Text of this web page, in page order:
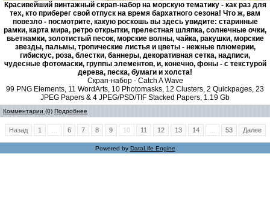
Красивейший винтажный скрап-набор на морскую тематику - как раз для
тех, кто приберег свой отпуск на время бархатного сезона! Что ж, вам
повезло - посмотрите, какую роскошь вы здесь увидите: старинные
рамки, карта мира, ретро открытки, прелестная шляпка, солнечные очки,
вьетнамки, золотистый песок, морские волны, чайка, ракушки, морские
звезды, пальмы, тропические листья и цветы - нежные плюмерии,
гибискус, роза, блестки, баннеры, декоративная сетка, надписи,
чудесные фотомаски, группы элементов, и, конечно, фоны - с текстурой
дерева, песка, бумаги и холста!
Скрап-набор - Catch A Wave
99 PNG Elements, 11 WordArts, 10 Photomasks, 12 Clusters, 2 Quickpages, 23
JPEG Papers & 4 JPEG/PSD/TIF Stacked Papers, 1.19 Gb
Комментарии (0) Подробнее
Назад 1 6 7 8 9 10 11 12 13 14 53 Далее
Powered by DataLife Engine